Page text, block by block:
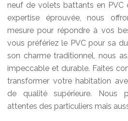
neuf de volets battants en PVC
expertise éprouvée, nous
mesure pour répondre à vos
vous préfériez le PVC pour sa
son charme traditionnel, nous
impeccable et durable. Faites
transformer votre habitation
de qualité supérieure. Nous
attentes des particuliers mais